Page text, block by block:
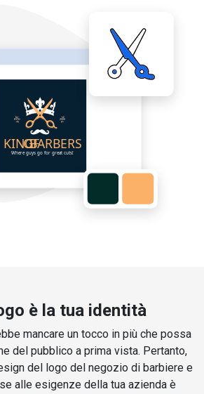
è la tua identità
mancare un tocco in più che possa
del pubblico a prima vista. Pertanto,
del logo del negozio di barbiere e
alle esigenze della tua azienda è